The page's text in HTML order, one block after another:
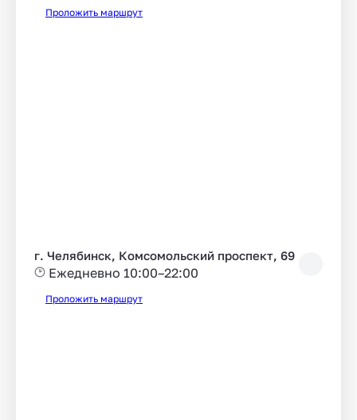
Проложить маршрут
г. Челябинск, Комсомольский проспект, 69
Ежедневно 10:00–22:00
Проложить маршрут